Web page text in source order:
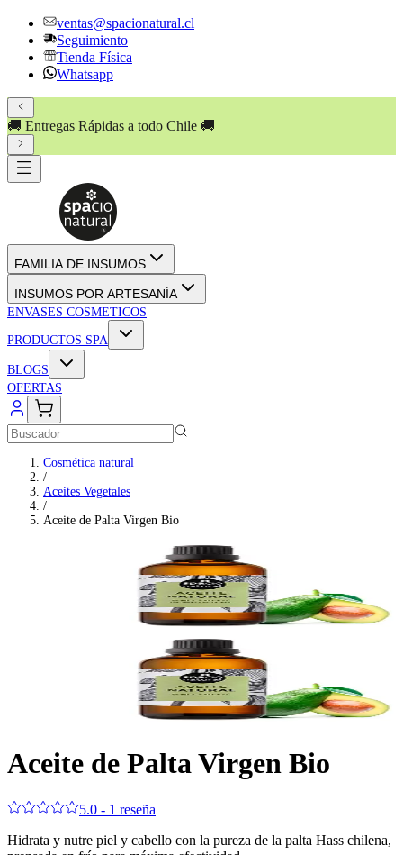
ventas@spacionatural.cl
Seguimiento
Tienda Física
Whatsapp
🚚 Entregas Rápidas a todo Chile 🚚
FAMILIA DE INSUMOS
INSUMOS POR ARTESANÍA
ENVASES COSMETICOS
PRODUCTOS SPA
BLOGS
OFERTAS
Cosmética natural
/
Aceites Vegetales
/
Aceite de Palta Virgen Bio
Aceite de Palta Virgen Bio
5.0 - 1 reseña
Hidrata y nutre piel y cabello con la pureza de la palta Hass chilena,